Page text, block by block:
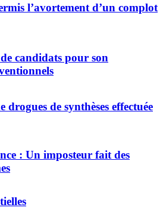
l’avortement d’un complot
candidats pour son
de synthèses effectuée
: Un imposteur fait des